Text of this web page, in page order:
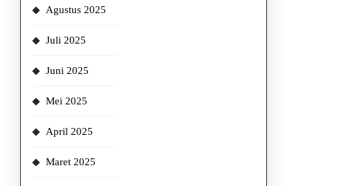
Agustus 2025
Juli 2025
Juni 2025
Mei 2025
April 2025
Maret 2025